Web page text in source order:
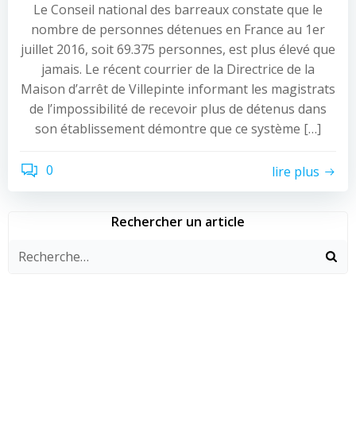
Le Conseil national des barreaux constate que le
nombre de personnes détenues en France au 1er
juillet 2016, soit 69.375 personnes, est plus élevé que
jamais. Le récent courrier de la Directrice de la
Maison d’arrêt de Villepinte informant les magistrats
de l’impossibilité de recevoir plus de détenus dans
son établissement démontre que ce système […]
0 lire plus
Rechercher un article